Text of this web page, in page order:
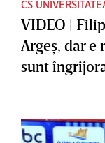
CS
VIDEO |
Argeş, dar
sunt